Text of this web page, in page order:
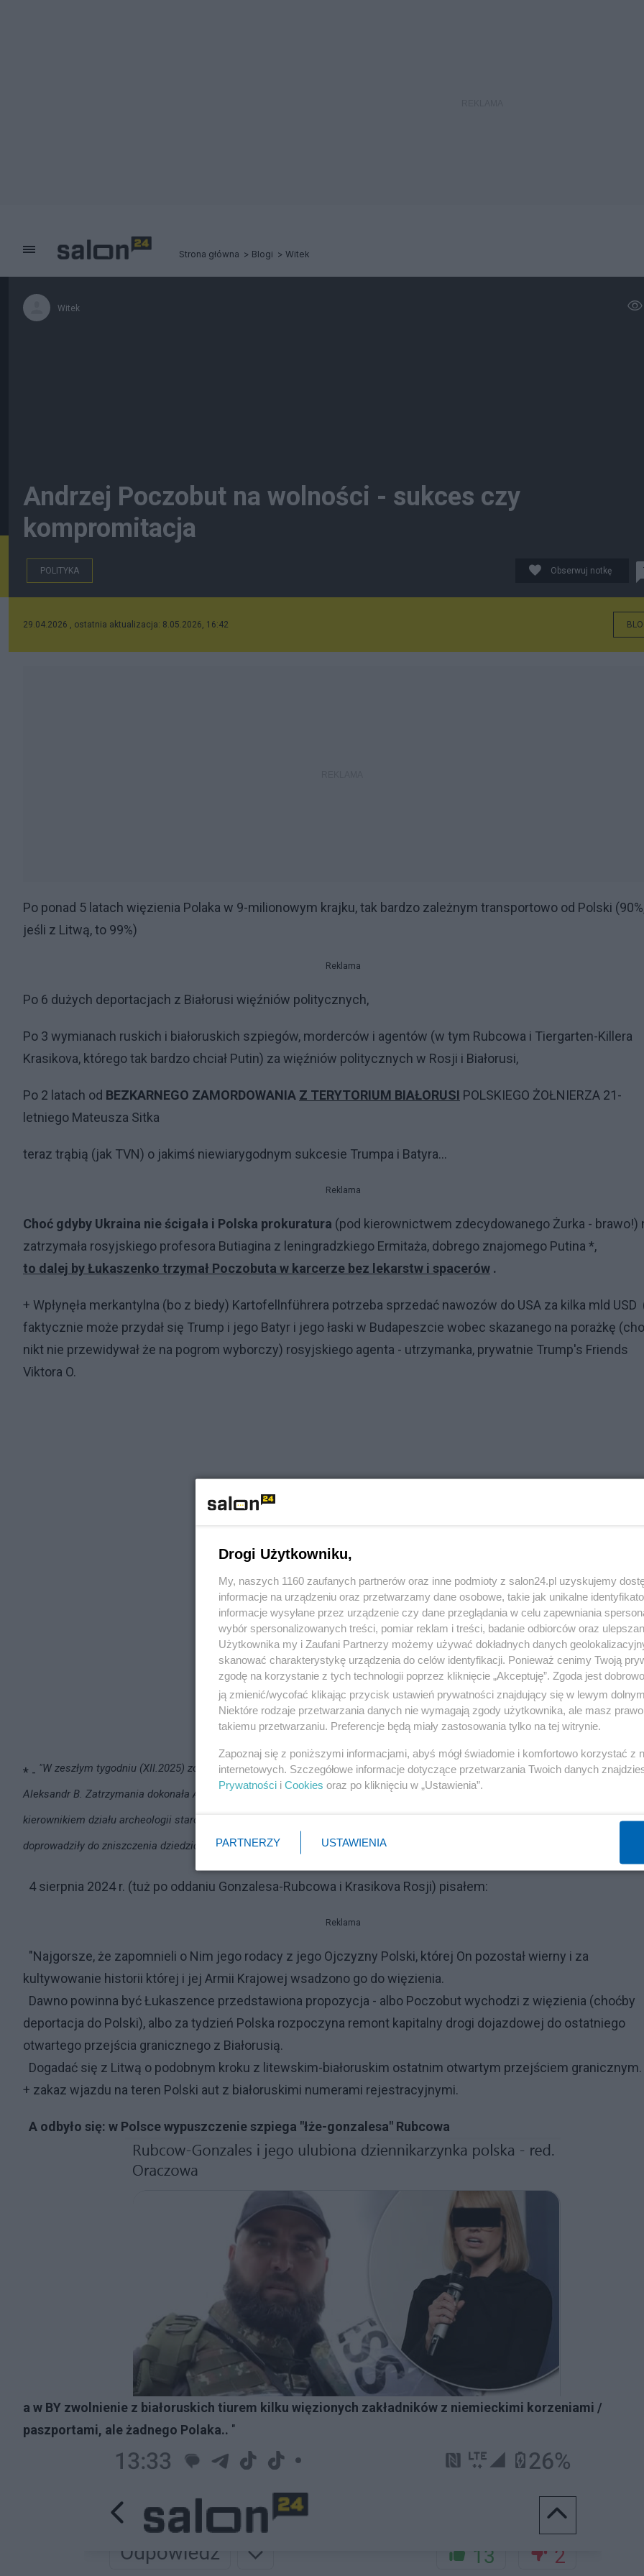
Strona główna Blogi Witek
Witek
Andrzej Poczobut na wolności - sukces czy
kompromitacja
POLITYKA Obserwuj notkę
29.04.2026 , ostatnia aktualizacja: 8.05.2026, 16:42
Po ponad 5 latach więzienia Polaka w 9-milionowym krajku, tak bardzo zależnym transportowo od Polski
jeśli z Litwą, to 99%)
Reklama
Po 6 dużych deportacjach z Białorusi więźniów politycznych,
Po 3 wymianach ruskich i białoruskich szpiegów, morderców i agentów (w tym Rubcowa i Tiergarten-Killera
Krasikova, którego tak bardzo chciał Putin) za więźniów politycznych w Rosji i Białorusi,
Po 2 latach od BEZKARNEGO ZAMORDOWANIA Z TERYTORIUM BIAŁORUSI POLSKIEGO ŻOŁNIERZA 21-
letniego Mateusza Sitka
teraz trąbią (jak TVN) o jakimś niewiarygodnym sukcesie Trumpa i Batyra...
Reklama
Choć gdyby Ukraina nie ścigała i Polska prokuratura (pod kierownictwem zdecydowanego Żurka - brawo!)
zatrzymała rosyjskiego profesora Butiagina z leningradzkiego Ermitaża, dobrego znajomego Putina *,
to dalej by Łukaszenko trzymał Poczobuta w karcerze bez lekarstw i spacerów .
+ Wpłynęła merkantylna (bo z biedy) Kartofellnführera potrzeba sprzedać nawozów do USA za kilka mld USD
faktycznie może przydał się Trump i jego Batyr i jego łaski w Budapeszcie wobec skazanego na porażkę
nikt nie przewidywał że na pogrom wyborczy) rosyjskiego agenta - utrzymanka, prywatnie Trump's Friends
Viktora O.
* - "W zeszłym tygodniu (XII.2025) został aresztowany w Polsce znany rosyjski archeolog, pracownik Państwowego Muzeum
Aleksandr B. Zatrzymania dokonała Agencja Bezpieczeństwa Wewnętrznego na wniosek władz ukraińskich. Naukowiec jest
kierownikiem działu archeologii starożytnej w Ermitażu. Ukraina oskarża go o nielegalne prace archeologiczne na Krymie, które
doprowadziły do ​​zniszczenia dziedzictwa ..."
4 sierpnia 2024 r. (tuż po oddaniu Gonzalesa-Rubcowa i Krasikova Rosji) pisałem:
Reklama
"Najgorsze, że zapomnieli o Nim jego rodacy z jego Ojczyzny Polski, której On pozostał wierny i za
kultywowanie historii której i jej Armii Krajowej wsadzono go do więzienia.
Dawno powinna być Łukaszence przedstawiona propozycja - albo Poczobut wychodzi z więzienia (choćby
deportacja do Polski), albo za tydzień Polska rozpoczyna remont kapitalny drogi dojazdowej do ostatniego
otwartego przejścia granicznego z Białorusią.
Dogadać się z Litwą o podobnym kroku z litewskim-białoruskim ostatnim otwartym przejściem granicznym.
+ zakaz wjazdu na teren Polski aut z białoruskimi numerami rejestracyjnymi.
A odbyło się: w Polsce wypuszczenie szpiega "łże-gonzalesa" Rubcowa
a w BY zwolnienie z białoruskich tiurem kilku więzionych zakładników z niemieckimi korzeniami /
paszportami, ale żadnego Polaka.. "
Drogi Użytkowniku,
My, naszych 1160 zaufanych partnerów oraz inne podmioty z salon24.pl uzyskujemy
informacje na urządzeniu oraz przetwarzamy dane osobowe, takie jak unikalne
informacje wysyłane przez urządzenie czy dane przeglądania w celu zapewniania
wybór spersonalizowanych treści, pomiar reklam i treści, badanie odbiorców oraz
Użytkownika my i Zaufani Partnerzy możemy używać dokładnych danych
skanować charakterystykę urządzenia do celów identyfikacji. Ponieważ cenimy Twoją
zgodę na korzystanie z tych technologii poprzez kliknięcie „Akceptuję”. Zgoda jest
ją zmienić/wycofać klikając przycisk ustawień prywatności znajdujący się w lewym
Niektóre rodzaje przetwarzania danych nie wymagają zgody użytkownika, ale masz
takiemu przetwarzaniu. Preferencje będą miały zastosowania tylko na tej witrynie.
Zapoznaj się z poniższymi informacjami, abyś mógł świadomie i komfortowo korzystać z
internetowych. Szczegółowe informacje dotyczące przetwarzania Twoich danych
Prywatności i Cookies oraz po kliknięciu w „Ustawienia”.
PARTNERZY USTAWIENIA